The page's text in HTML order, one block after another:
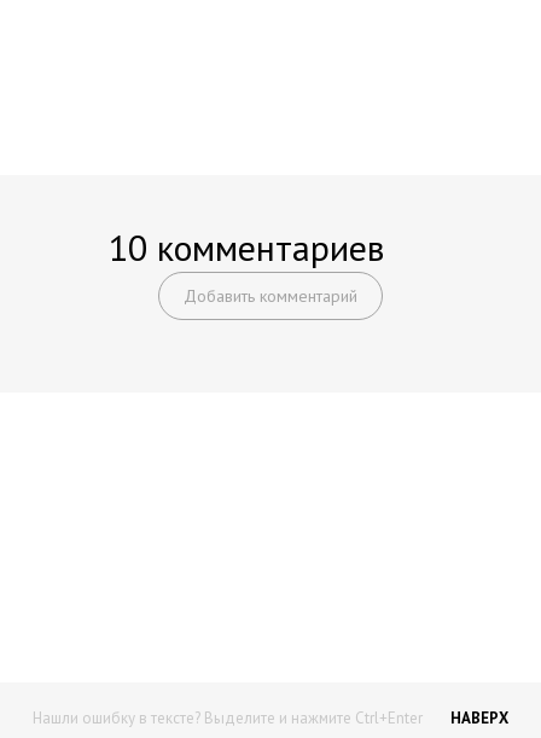
10 комментариев
Добавить комментарий
Нашли ошибку в тексте? Выделите и нажмите Ctrl+Enter НАВЕРХ